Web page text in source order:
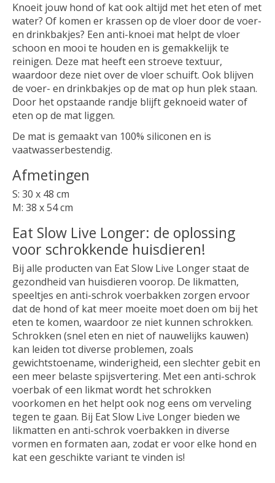
Knoeit jouw hond of kat ook altijd met het eten of met
water? Of komen er krassen op de vloer door de voer-
en drinkbakjes? Een anti-knoei mat helpt de vloer
schoon en mooi te houden en is gemakkelijk te
reinigen. Deze mat heeft een stroeve textuur,
waardoor deze niet over de vloer schuift. Ook blijven
de voer- en drinkbakjes op de mat op hun plek staan.
Door het opstaande randje blijft geknoeid water of
eten op de mat liggen.
De mat is gemaakt van 100% siliconen en is
vaatwasserbestendig.
Afmetingen
S: 30 x 48 cm
M: 38 x 54 cm
Eat Slow Live Longer: de oplossing
voor schrokkende huisdieren!
Bij alle producten van Eat Slow Live Longer staat de
gezondheid van huisdieren voorop. De likmatten,
speeltjes en anti-schrok voerbakken zorgen ervoor
dat de hond of kat meer moeite moet doen om bij het
eten te komen, waardoor ze niet kunnen schrokken.
Schrokken (snel eten en niet of nauwelijks kauwen)
kan leiden tot diverse problemen, zoals
gewichtstoename, winderigheid, een slechter gebit en
een meer belaste spijsvertering. Met een anti-schrok
voerbak of een likmat wordt het schrokken
voorkomen en het helpt ook nog eens om verveling
tegen te gaan. Bij Eat Slow Live Longer bieden we
likmatten en anti-schrok voerbakken in diverse
vormen en formaten aan, zodat er voor elke hond en
kat een geschikte variant te vinden is!